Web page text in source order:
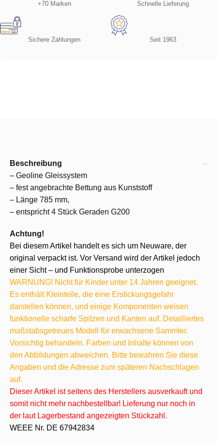
+70 Marken Schnelle Lieferung
Sichere Zahlungen Seit 1963
Beschreibung
– Geoline Gleissystem
– fest angebrachte Bettung aus Kunststoff
– Länge 785 mm,
– entspricht 4 Stück Geraden G200
Achtung!
Bei diesem Artikel handelt es sich um Neuware, der
original verpackt ist. Vor Versand wird der Artikel jedoch
einer Sicht – und Funktionsprobe unterzogen
WARNUNG! Nicht für Kinder unter 14 Jahren geeignet.
Es enthält Kleinteile, die eine Erstickungsgefahr
darstellen können, und einige Komponenten weisen
funktionelle scharfe Spitzen und Kanten auf. Detailliertes
maßstabsgetreues Modell für erwachsene Sammler.
Vorsichtig behandeln. Farben und Inhalte können von
den Abbildungen abweichen. Bitte bewahren Sie diese
Angaben und die Adresse zum späteren Nachschlagen
auf.
Dieser Artikel ist seitens des Herstellers ausverkauft und
somit nicht mehr nachbestellbar! Lieferung nur noch in
der laut Lagerbestand angezeigten Stückzahl.
WEEE Nr. DE 67942834